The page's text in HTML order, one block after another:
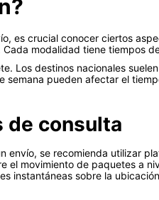
es crucial conocer ciertos
modalidad tiene tiempos
Los destinos nacionales
semana pueden afectar el
de consulta
envío, se recomienda utilizar
movimiento de paquetes a
instantáneas sobre la